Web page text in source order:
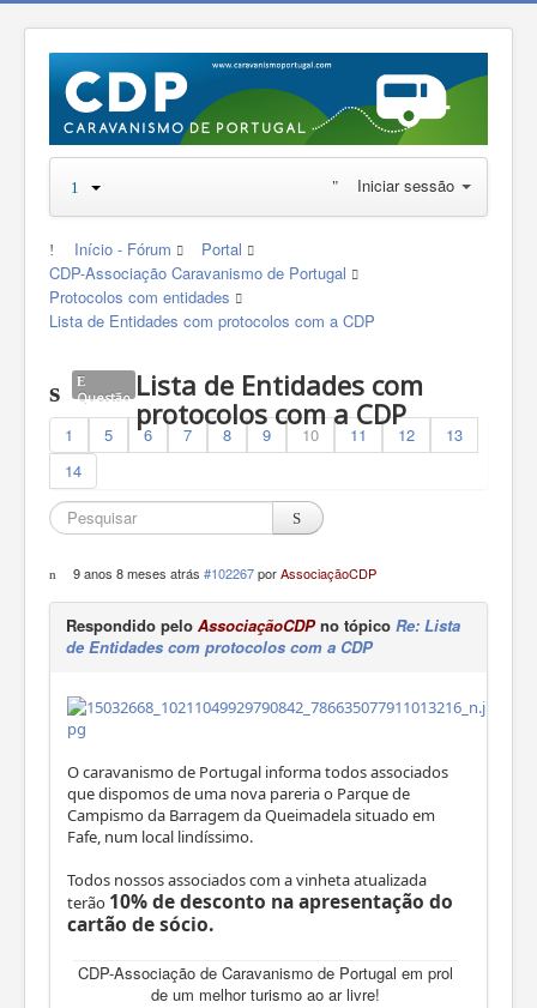
Iniciar sessão
Início - Fórum
Portal
CDP-Associação Caravanismo de Portugal
Protocolos com entidades
Lista de Entidades com protocolos com a CDP
Questão Lista de Entidades com
protocolos com a CDP
1 5 6 7 8 9 10 11 12
13
14
9 anos 8 meses atrás #102267 porAssociaçãoCDP
Respondido pelo AssociaçãoCDPno tópico Re: Lista
de Entidades com protocolos com a CDP
O caravanismo de Portugal informa todos associados
que dispomos de uma nova pareria o Parque de
Campismo da Barragem da Queimadela situado em
Fafe, num local lindíssimo.
Todos nossos associados com a vinheta atualizada
terão 10% de desconto na apresentação do
cartão de sócio.
CDP-Associação de Caravanismo de Portugal em prol
de um melhor turismo ao ar livre!